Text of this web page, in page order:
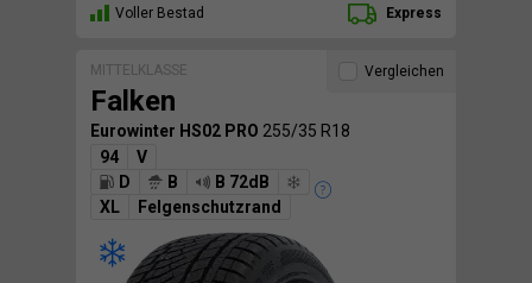
Voller Bestad Express
MITTELKLASSE
Falken
Eurowinter HS02 PRO 255/35 R18
94
V
D
B
B 72dB
XL
Felgenschutzrand
Vergleichen